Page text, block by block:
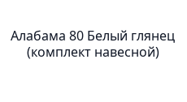
Алабама 80 Белый глянец
(комплект навесной)